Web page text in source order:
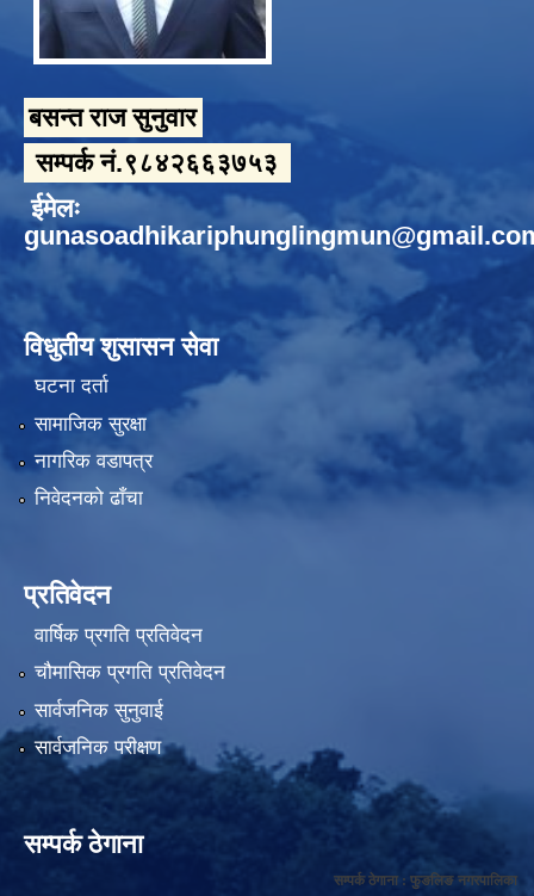
बसन्त राज सुनुवार
सम्पर्क नं.९८४२६६३७५३
ईमेलः
विधुतीय शुसासन सेवा
घटना दर्ता
सामाजिक सुरक्षा
नागरिक वडापत्र
निवेदनको ढाँचा
प्रतिवेदन
वार्षिक प्रगति प्रतिवेदन
चौमासिक प्रगति प्रतिवेदन
सार्वजनिक सुनुवाई
सार्वजनिक परीक्षण
सम्पर्क ठेगाना
सम्पर्क ठेगाना : फुङलिङ नगरपालिका